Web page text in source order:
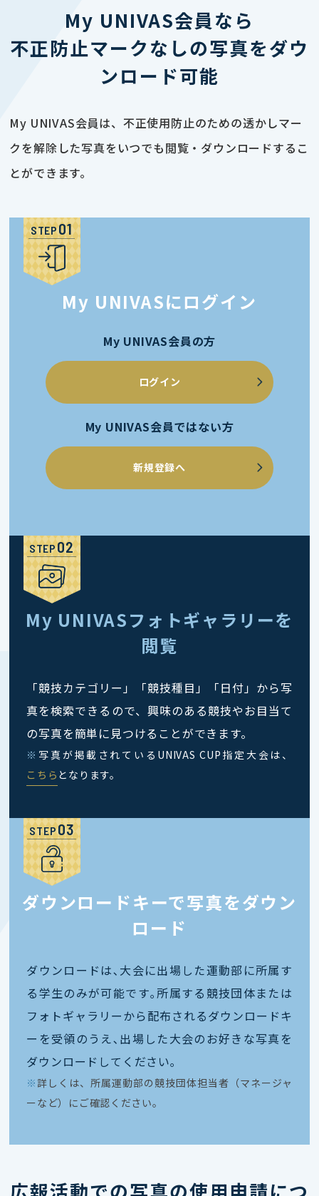
My UNIVAS会員なら
不正防止マークなしの写真をダウ
ンロード可能
My UNIVAS会員は、不正使用防止のための透かしマー
クを解除した写真をいつでも閲覧・ダウンロードするこ
とができます。
STEP
My UNIVASにログイン
My UNIVAS会員の方
ログイン
My UNIVAS会員ではない方
新規登録へ
STEP
My UNIVASフォトギャラリーを
閲覧
「競技カテゴリー」「競技種目」「日付」から写
真を検索できるので、興味のある競技やお目当て
の写真を簡単に見つけることができます。
※ 写真が掲載されているUNIVAS CUP指定大会は、
こちら となります。
STEP
ダウンロードキーで写真をダウン
ロード
ダウンロードは､大会に出場した運動部に所属す
る学生のみが可能です｡所属する競技団体または
フォトギャラリーから配布されるダウンロードキ
ーを受領のうえ､出場した大会のお好きな写真を
ダウンロードしてください｡
※ 詳しくは、所属運動部の競技団体担当者（マネージャ
ーなど）にご確認ください。
広報活動での写真の使用申請につ